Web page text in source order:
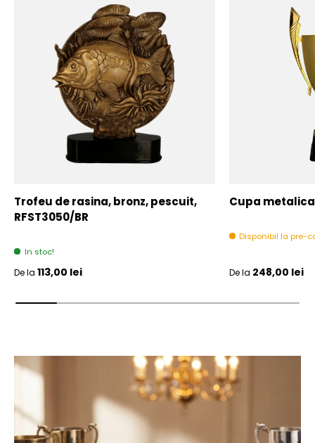
Trofeu de rasina, bronz, pescuit,
RFST3050/BR
In stoc!
Pret initial
De la 113,00 lei
Cupa
Disponibil la pre-
Pret initial
De la 248,00 lei